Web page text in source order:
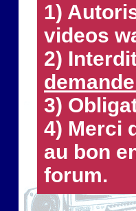
1)
videos
2)
3)
4) Merci
au bon
forum.